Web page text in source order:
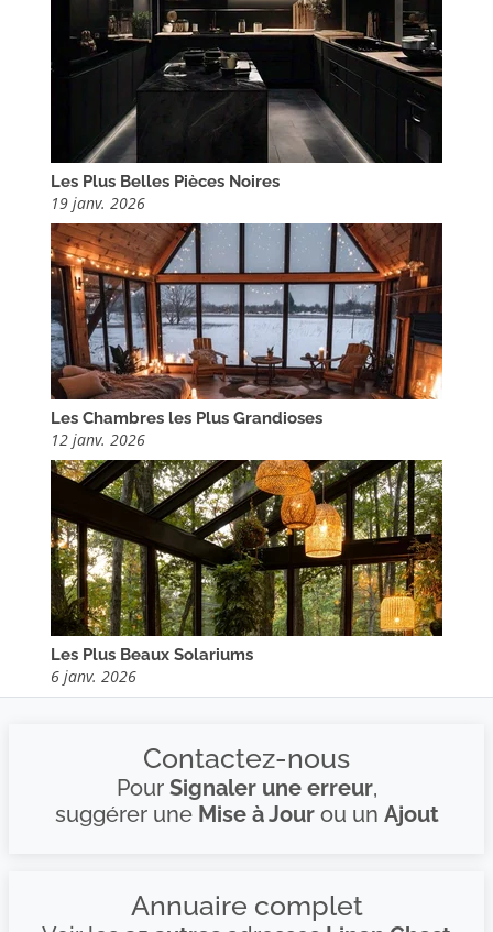
Les Plus Belles Pièces Noires
19 janv. 2026
Les Chambres les Plus Grandioses
12 janv. 2026
Les Plus Beaux Solariums
6 janv. 2026
Contactez-nous
Pour Signaler une erreur,
suggérer une Mise à Jourou un Ajout
Annuaire complet